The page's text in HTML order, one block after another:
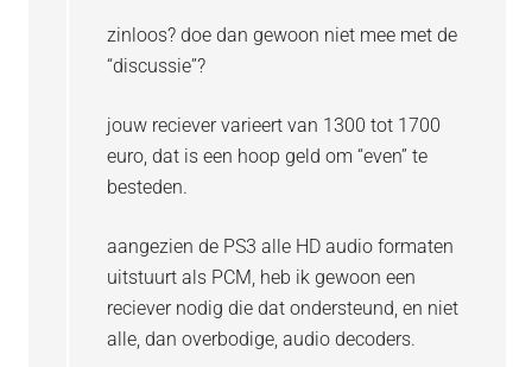
zinloos? doe dan gewoon niet mee met de
“discussie”?
jouw reciever varieert van 1300 tot 1700
euro, dat is een hoop geld om “even” te
besteden.
aangezien de PS3 alle HD audio formaten
uitstuurt als PCM, heb ik gewoon een
reciever nodig die dat ondersteund, en niet
alle, dan overbodige, audio decoders.